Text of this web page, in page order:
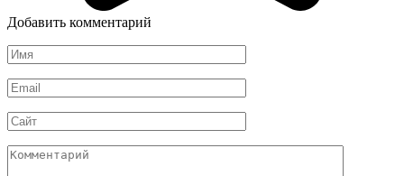
Добавить комментарий
Имя
*
Email
*
Сайт
Комментарий